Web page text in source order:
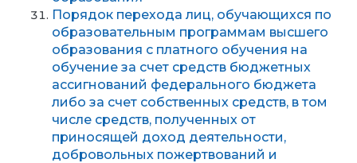
Порядок перехода лиц, обучающихся по
образовательным программам высшего
образования с платного обучения на
обучение за счет средств бюджетных
ассигнований федерального бюджета
либо за счет собственных средств, в том
числе средств, полученных от
приносящей доход деятельности,
добровольных пожертвований и